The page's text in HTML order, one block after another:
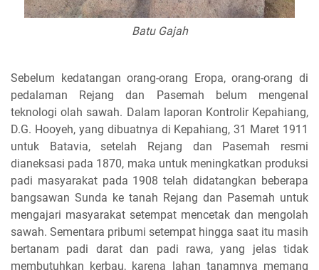
Batu Gajah
Sebelum kedatangan orang-orang Eropa, orang-orang di
pedalaman Rejang dan Pasemah belum mengenal
teknologi olah sawah. Dalam laporan Kontrolir Kepahiang,
D.G. Hooyeh, yang dibuatnya di Kepahiang, 31 Maret 1911
untuk Batavia, setelah Rejang dan Pasemah resmi
dianeksasi pada 1870, maka untuk meningkatkan produksi
padi masyarakat pada 1908 telah didatangkan beberapa
bangsawan Sunda ke tanah Rejang dan Pasemah untuk
mengajari masyarakat setempat mencetak dan mengolah
sawah. Sementara pribumi setempat hingga saat itu masih
bertanam padi darat dan padi rawa, yang jelas tidak
membutuhkan kerbau, karena lahan tanamnya memang